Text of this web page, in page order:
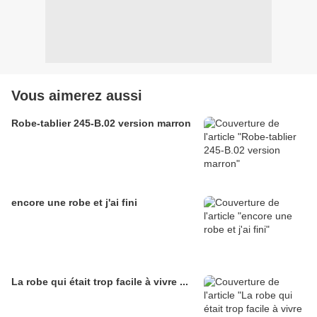
Vous aimerez aussi
Robe-tablier 245-B.02 version marron
encore une robe et j'ai fini
La robe qui était trop facile à vivre ...